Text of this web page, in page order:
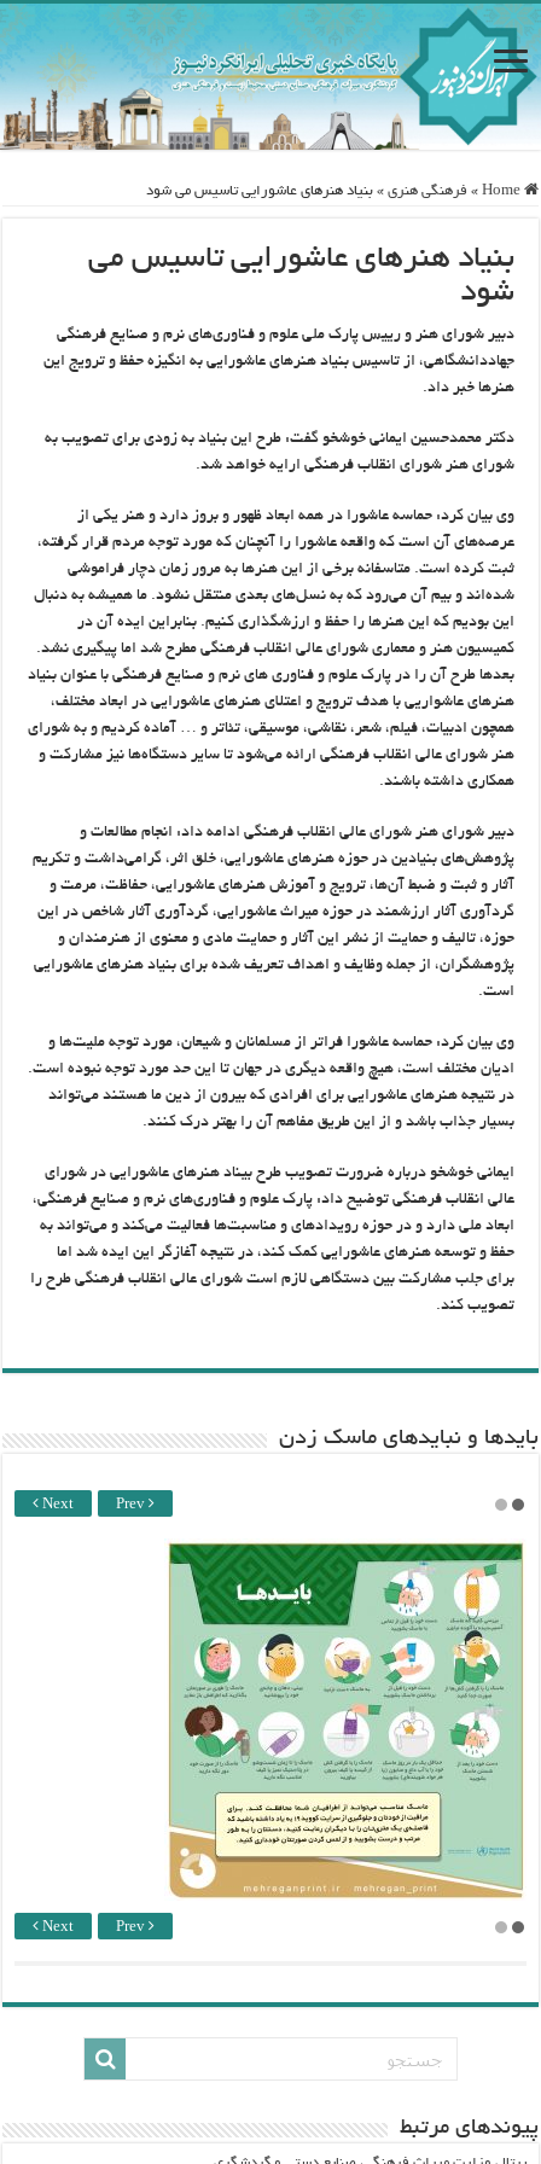
Home
» فرهنگی هنری » بنیاد هنرهای عاشورایی تاسیس می شود
بنیاد هنرهای عاشورایی تاسیس می
شود
دبیر شورای هنر و رییس پارک ملی علوم و فناوری‌های نرم و صنایع فرهنگی
جهاددانشگاهی، از تاسیس بنیاد هنرهای عاشورایی به انگیزه حفظ و ترویج این
هنرها خبر داد.
دکتر محمدحسین ایمانی خوشخو گفت: طرح این بنیاد به زودی برای تصویب به
شورای هنر شورای انقلاب فرهنگی ارایه خواهد شد.
وی بیان کرد: حماسه عاشورا در همه ابعاد ظهور و بروز دارد و هنر یکی از
عرصه‌های آن است که واقعه عاشورا را آنچنان که مورد توجه مردم قرار گرفته،
ثبت کرده است. متاسفانه برخی از این هنرها به مرور زمان دچار فراموشی
شده‌اند و بیم آن می‌رود که به نسل‌های بعدی منتقل نشود. ما همیشه به دنبال
این بودیم که این هنرها را حفظ و ارزشگذاری کنیم. بنابراین ایده آن در
کمیسیون هنر و معماری شورای عالی انقلاب فرهنگی مطرح شد اما پیگیری نشد.
بعدها طرح آن را در پارک علوم و فناوری های نرم و صنایع فرهنگی با عنوان بنیاد
هنرهای عاشواریی با هدف ترویج و اعتلای هنرهای عاشورایی در ابعاد مختلف،
همچون ادبیات، فیلم، شعر، نقاشی، موسیقی، تئاتر و … آماده کردیم و به شورای
هنر شورای عالی انقلاب فرهنگی ارائه می‌شود تا سایر دستگاه‌ها نیز مشارکت و
همکاری داشته باشند.
دبیر شورای هنر شورای عالی انقلاب فرهنگی ادامه داد: انجام مطالعات و
پژوهش‌های بنیادین در حوزه هنرهای عاشورایی، خلق اثر، گرامی‌داشت و تکریم
آثار و ثبت و ضبط آن‌ها، ترویج و آموزش هنرهای عاشورایی، حفاظت، مرمت و
گردآوری آثار ارزشمند در حوزه میراث عاشورایی، گردآوری آثار شاخص در این
حوزه، تالیف و حمایت از نشر این آثار و حمایت مادی و معنوی از هنرمندان و
پژوهشگران، از جمله وظایف و اهداف تعریف شده برای بنیاد هنرهای عاشورایی
است.
وی بیان کرد: حماسه عاشورا فراتر از مسلمانان و شیعان، مورد توجه ملیت‌ها و
ادیان مختلف است، هیچ واقعه دیگری در جهان تا این حد مورد توجه نبوده است.
در نتیجه هنرهای عاشورایی برای افرادی که بیرون از دین ما هستند می‌تواند
بسیار جذاب باشد و از این طریق مفاهم آن را بهتر درک کنند.
ایمانی خوشخو درباره ضرورت تصویب طرح بیناد هنرهای عاشورایی در شورای
عالی انقلاب فرهنگی توضیح داد: پارک علوم و فناوری‌های نرم و صنایع فرهنگی،
ابعاد ملی دارد و در حوزه رویدادهای و مناسبت‌ها فعالیت می‌کند و می‌تواند به
حفظ و توسعه هنرهای عاشورایی کمک کند، در نتیجه آغازگر این ایده شد اما
برای جلب مشارکت بین دستگاهی لازم است شورای عالی انقلاب فرهنگی طرح را
تصویب کند.
باید‌ها و نبایدهای ماسک زدن
Next Prev
Next Prev
پيوندهاي مرتبط